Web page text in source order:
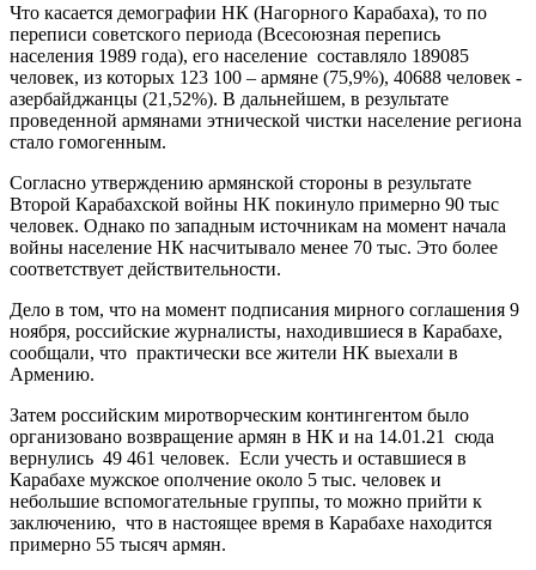
Что касается демографии НК (Нагорного Карабаха), то по
переписи советского периода (Всесоюзная перепись
населения 1989 года), его население составляло 189085
человек, из которых 123 100 – армяне (75,9%), 40688 человек -
азербайджанцы (21,52%). В дальнейшем, в результате
проведенной армянами этнической чистки население региона
стало гомогенным.
Согласно утверждению армянской стороны в результате
Второй Карабахской войны НК покинуло примерно 90 тыс
человек. Однако по западным источникам на момент начала
войны население НК насчитывало менее 70 тыс. Это более
соответствует действительности.
Дело в том, что на момент подписания мирного соглашения 9
ноября, российские журналисты, находившиеся в Карабахе,
сообщали, что практически все жители НК выехали в
Армению.
Затем российским миротворческим контингентом было
организовано возвращение армян в НК и на 14.01.21 сюда
вернулись 49 461 человек. Если учесть и оставшиеся в
Карабахе мужское ополчение около 5 тыс. человек и
небольшие вспомогательные группы, то можно прийти к
заключению, что в настоящее время в Карабахе находится
примерно 55 тысяч армян.